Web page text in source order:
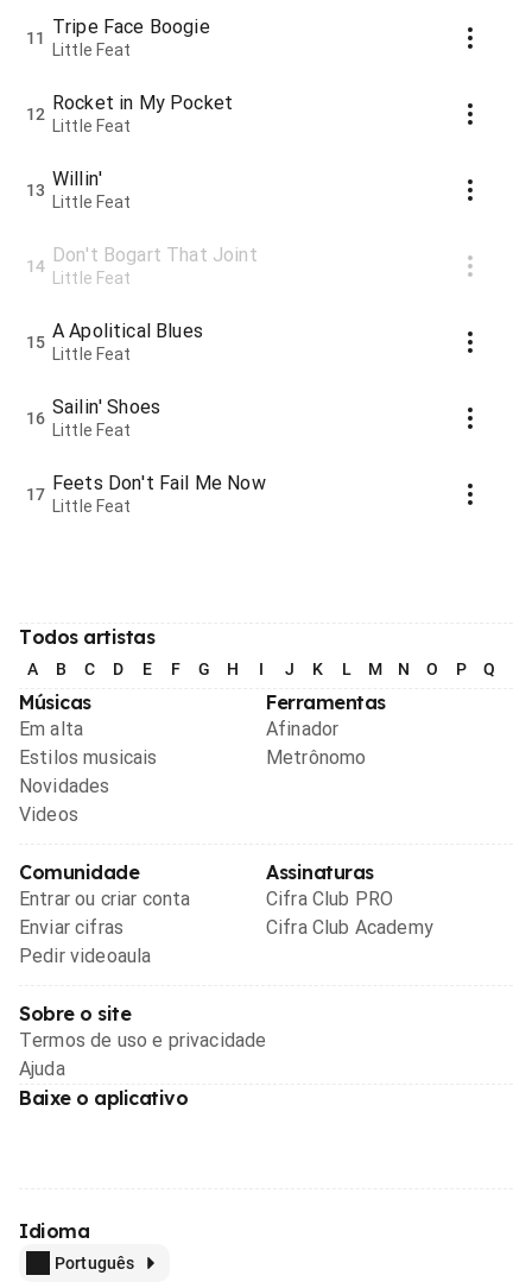
11 Tripe Face Boogie
Little Feat
12 Rocket in My Pocket
Little Feat
13 Willin'
Little Feat
14 Don't Bogart That Joint
Little Feat
15 A Apolitical Blues
Little Feat
16 Sailin' Shoes
Little Feat
17 Feets Don't Fail Me Now
Little Feat
Todos artistas
A B C D E F G H I J K L M N O P Q
Músicas
Em alta
Estilos musicais
Novidades
Videos
Ferramentas
Afinador
Metrônomo
Comunidade
Entrar ou criar conta
Enviar cifras
Pedir videoaula
Assinaturas
Cifra Club PRO
Cifra Club Academy
Sobre o site
Termos de uso e privacidade
Ajuda
Baixe o aplicativo
Idioma
Português